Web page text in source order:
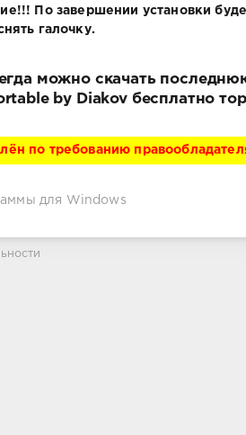
По завершении установки
галочку.
можно скачать
by Diakov бесплатно
по требованию
для Windows